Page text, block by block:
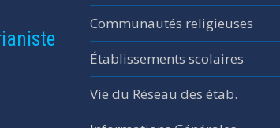
Communautés religieuses
Établissements scolaires
Vie du Réseau des étab.